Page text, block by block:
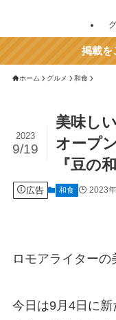
掲載を
ホーム グルメ 和食
美味し
オープ
『豆の
2023
9/19
広告 和食 2023
ロモアライターの
今日は9月4日に